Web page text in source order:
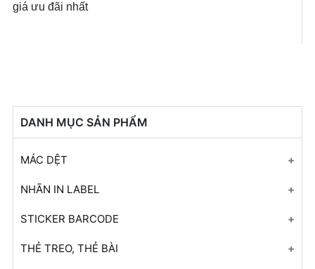
giá ưu đãi nhất
DANH MỤC SẢN PHẨM
MÁC DỆT
Mác Dệt
Mác Dệt
Mác Dệt
NHÃN IN LABEL
Nhãn In Label
Nhãn In Label
STICKER BARCODE
Sticker Barcode
THẺ TREO, THẺ BÀI